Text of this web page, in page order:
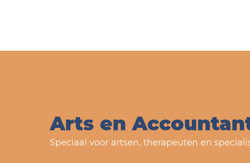
Arts en
Speciaal voor artsen, therapeuten en